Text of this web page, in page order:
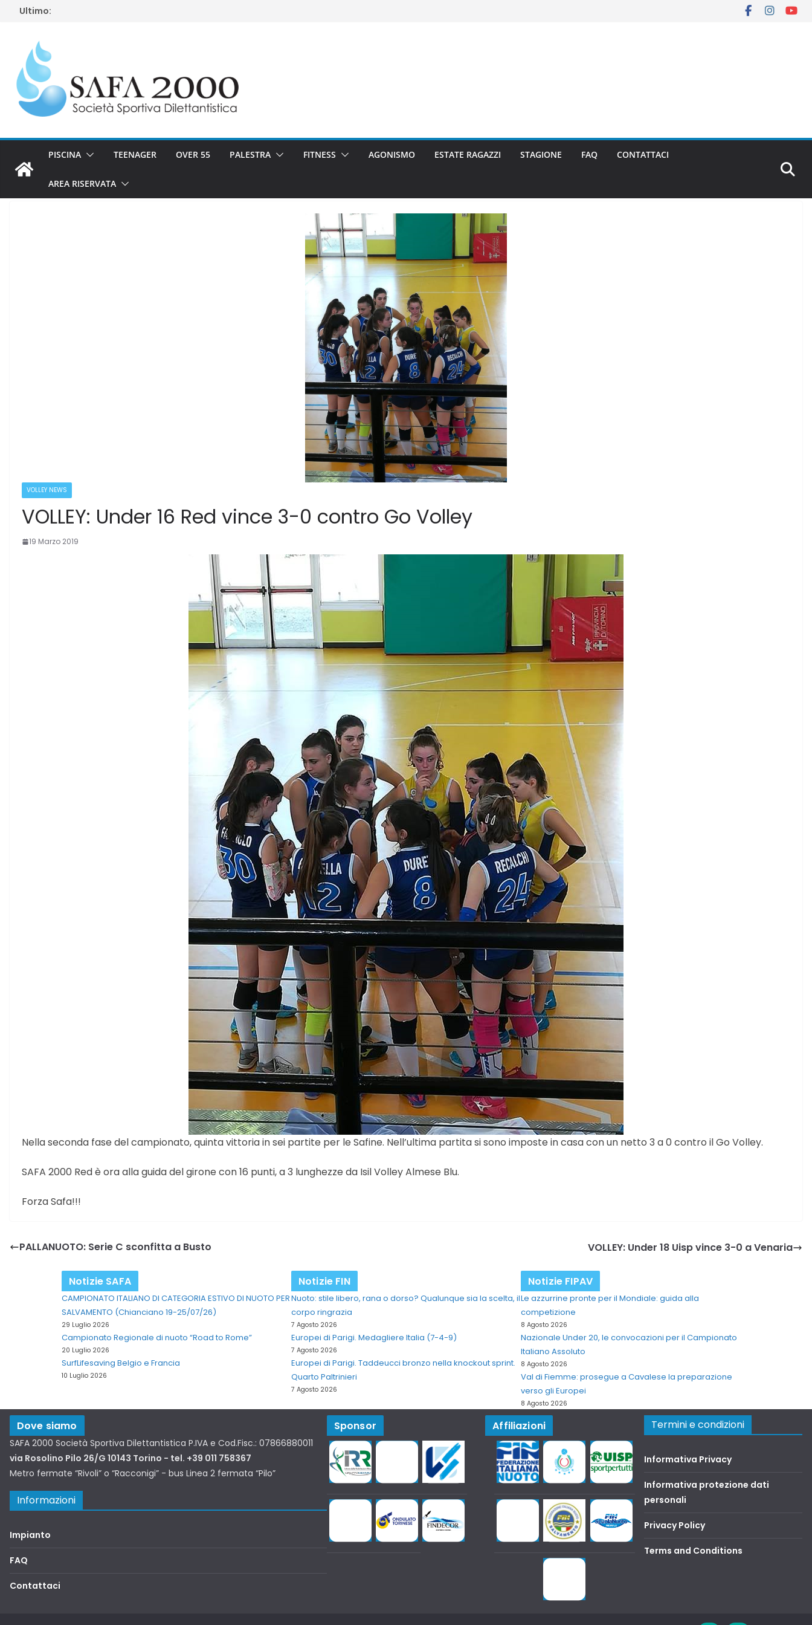
SaltaUltimo:
PISCINA TEENAGER OVER 55 PALESTRA FITNESS AGONISMO ESTATE RAGAZZI STAGIONE FAQ CONTATTACI
AREA RISERVATA
VOLLEY NEWS
VOLLEY: Under 16 Red vince 3-0 contro Go Volley
19 Marzo 2019
Nella seconda fase del campionato, quinta vittoria in sei partite per le Safine. Nell’ultima partita si sono imposte in casa con un netto 3 a 0 contro il Go Volley.
SAFA 2000 Red è ora alla guida del girone con 16 punti, a 3 lunghezze da Isil Volley Almese Blu.
Forza Safa!!!
PALLANUOTO: Serie C sconfitta a Busto VOLLEY: Under 18 Uisp vince 3-0 a Venaria
Notizie SAFA
CAMPIONATO ITALIANO DI CATEGORIA ESTIVO DI NUOTO PER
SALVAMENTO (Chianciano 19-25/07/26)
29 Luglio 2026
Campionato Regionale di nuoto “Road to Rome”
20 Luglio 2026
SurfLifesaving Belgio e Francia
10 Luglio 2026
Notizie FIN
Nuoto: stile libero, rana o dorso? Qualunque sia la scelta, il
corpo ringrazia
7 Agosto 2026
Europei di Parigi. Medagliere Italia (7-4-9)
7 Agosto 2026
Europei di Parigi. Taddeucci bronzo nella knockout sprint.
Quarto Paltrinieri
7 Agosto 2026
Notizie FIPAV
Le azzurrine pronte per il Mondiale: guida alla
competizione
8 Agosto 2026
Nazionale Under 20, le convocazioni per il Campionato
Italiano Assoluto
8 Agosto 2026
Val di Fiemme: prosegue a Cavalese la preparazione
verso gli Europei
8 Agosto 2026
Dove siamo
SAFA 2000 Società Sportiva Dilettantistica P.IVA e Cod.Fisc.: 07866880011
via Rosolino Pilo 26/G 10143 Torino - tel. +39 011 758367
Metro fermate “Rivoli” o “Racconigi” - bus Linea 2 fermata “Pilo”
Informazioni
Impianto
FAQ
Contattaci
Sponsor Affiliazioni Termini e condizioni
Informativa Privacy
Informativa protezione dati
personali
Privacy Policy
Terms and Conditions